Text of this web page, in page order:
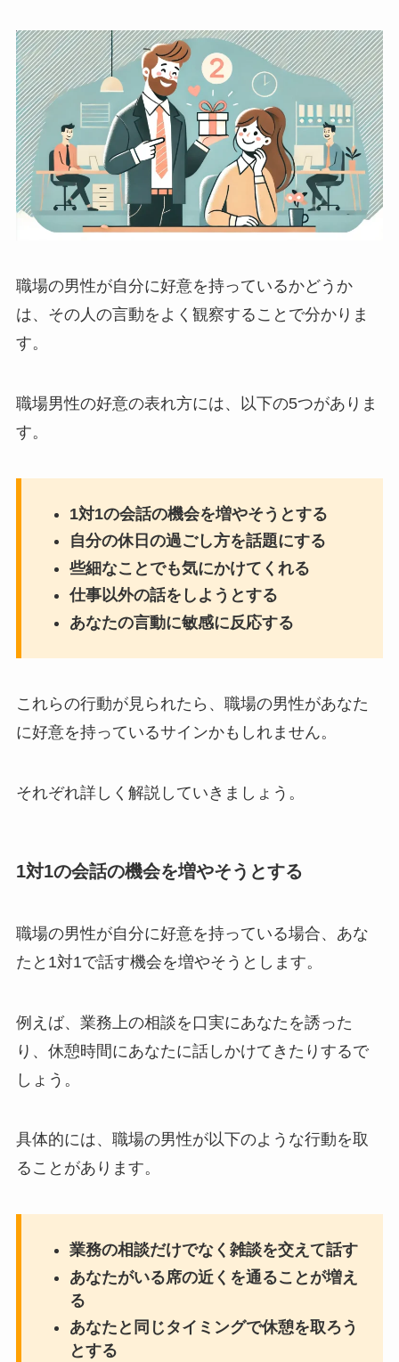
職場の男性が自分に好意を持っているかどうか
は、その人の言動をよく観察することで分かりま
す。
職場男性の好意の表れ方には、以下の5つがありま
す。
1対1の会話の機会を増やそうとする
自分の休日の過ごし方を話題にする
些細なことでも気にかけてくれる
仕事以外の話をしようとする
あなたの言動に敏感に反応する
これらの行動が見られたら、職場の男性があなた
に好意を持っているサインかもしれません。
それぞれ詳しく解説していきましょう。
1対1の会話の機会を増やそうとする
職場の男性が自分に好意を持っている場合、あな
たと1対1で話す機会を増やそうとします。
例えば、業務上の相談を口実にあなたを誘った
り、休憩時間にあなたに話しかけてきたりするで
しょう。
具体的には、職場の男性が以下のような行動を取
ることがあります。
業務の相談だけでなく雑談を交えて話す
あなたがいる席の近くを通ることが増え
る
あなたと同じタイミングで休憩を取ろう
とする